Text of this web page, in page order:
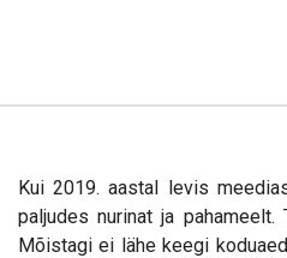
Kui 2019. aastal levis
paljudes nurinat ja
Mõistagi ei lähe keegi